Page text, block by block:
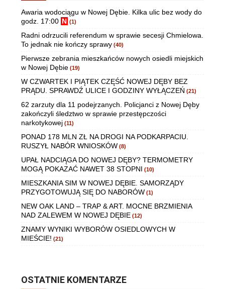
Awaria wodociągu w Nowej Dębie. Kilka ulic bez wody do
godz. 17:00 N (1)
Radni odrzucili referendum w sprawie secesji Chmielowa.
To jednak nie kończy sprawy (40)
Pierwsze zebrania mieszkańców nowych osiedli miejskich
w Nowej Dębie (19)
W CZWARTEK I PIĄTEK CZĘŚĆ NOWEJ DĘBY BEZ
PRĄDU. SPRAWDŹ ULICE I GODZINY WYŁĄCZEŃ (21)
62 zarzuty dla 11 podejrzanych. Policjanci z Nowej Dęby
zakończyli śledztwo w sprawie przestępczości
narkotykowej (11)
PONAD 178 MLN ZŁ NA DROGI NA PODKARPACIU.
RUSZYŁ NABÓR WNIOSKÓW (8)
UPAŁ NADCIĄGA DO NOWEJ DĘBY? TERMOMETRY
MOGĄ POKAZAĆ NAWET 38 STOPNI (10)
MIESZKANIA SIM W NOWEJ DĘBIE. SAMORZĄDY
PRZYGOTOWUJĄ SIĘ DO NABORÓW (1)
NEW OAK LAND – TRAP & ART. MOCNE BRZMIENIA
NAD ZALEWEM W NOWEJ DĘBIE (12)
ZNAMY WYNIKI WYBORÓW OSIEDLOWYCH W
MIEŚCIE! (21)
OSTATNIE KOMENTARZE